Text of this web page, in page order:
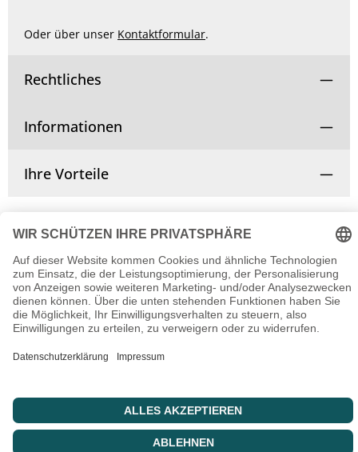
Oder über unser Kontaktformular.
Rechtliches
Informationen
Ihre Vorteile
Vertrag widerrufen
© Copyright 2025 | Alle Rechte vorbehalten.